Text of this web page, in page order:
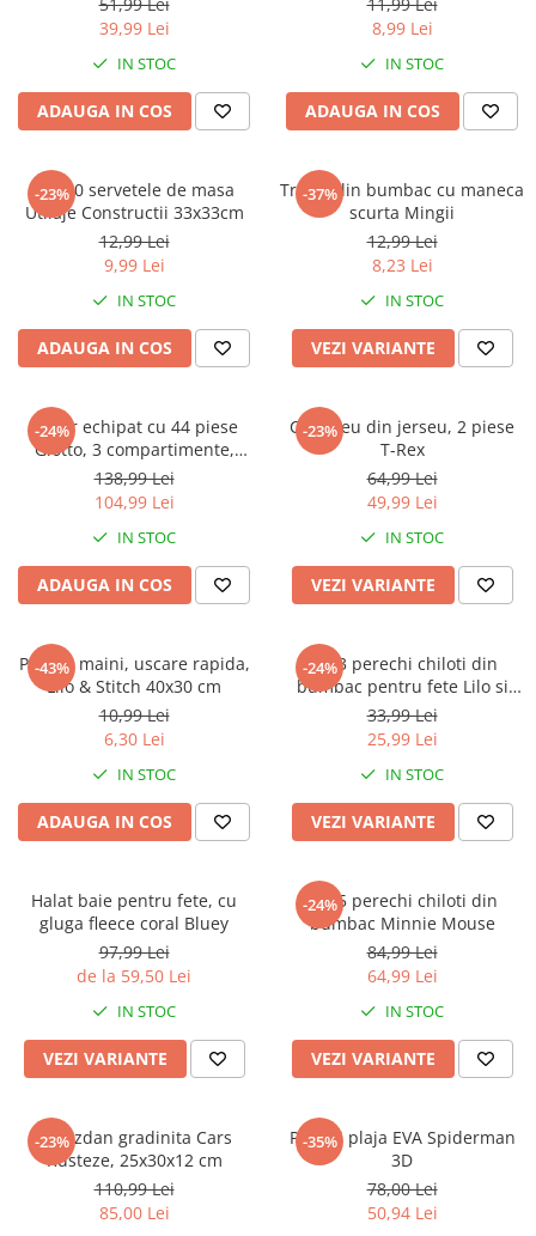
Cry Babies
Wonder Woman
The Grinch
FLAMINGO
Incaltaminte fete
Ghete si cizme fete
Pantofi fete
Pantofi sport fete
Sandale fete
39,99 Lei
IN STOC
ADAUGA IN COS
8,99 Lei
IN STOC
ADAUGA IN COS
-23%
Set 20 servetele de masa
Utilaje Constructii 33x33cm
12,99 Lei
9,99 Lei
IN STOC
ADAUGA IN COS
-37%
Tricou din bumbac cu maneca
scurta Mingii
12,99 Lei
8,23 Lei
IN STOC
VEZI VARIANTE
-24%
Penar echipat cu 44 piese
Giotto, 3 compartimente,
Hello Kitty
138,99 Lei
104,99 Lei
IN STOC
ADAUGA IN COS
-23%
Compleu din jerseu, 2 piese
T-Rex
64,99 Lei
49,99 Lei
IN STOC
VEZI VARIANTE
-43%
Prosop maini, uscare rapida,
Lilo & Stitch 40x30 cm
10,99 Lei
6,30 Lei
IN STOC
ADAUGA IN COS
-24%
Set 3 perechi chiloti din
bumbac pentru fete Lilo si
Stitch
33,99 Lei
25,99 Lei
IN STOC
VEZI VARIANTE
Halat baie pentru fete, cu
gluga fleece coral Bluey
97,99 Lei
de la 59,50 Lei
IN STOC
VEZI VARIANTE
-24%
Set 5 perechi chiloti din
bumbac Minnie Mouse
84,99 Lei
64,99 Lei
IN STOC
VEZI VARIANTE
-23%
Ghiozdan gradinita Cars
Rusteze, 25x30x12 cm
110,99 Lei
85,00 Lei
-35%
Papuci plaja EVA Spiderman
3D
78,00 Lei
50,94 Lei